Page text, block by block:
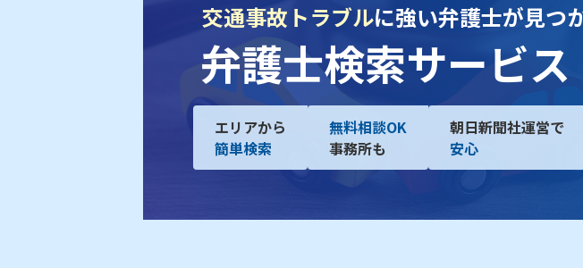
交通事故トラブルに強い弁護士が見つ
弁護士検索サービス
エリアから
簡単検索
無料相談OK
事務所も
朝日新聞社運営で
安心